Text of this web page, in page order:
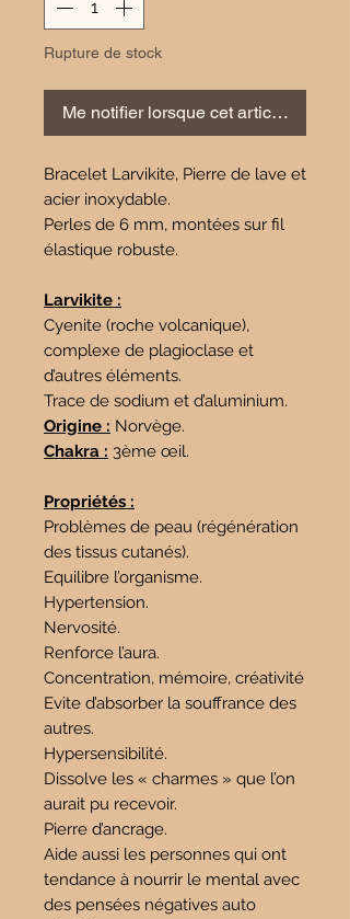
Rupture de stock
Me notifier lorsque cet article est
Bracelet Larvikite, Pierre de lave et
acier inoxydable.
Perles de 6 mm, montées sur fil
élastique robuste.
Larvikite :
Cyenite (roche volcanique),
complexe de plagioclase et
d’autres éléments.
Trace de sodium et d’aluminium.
Origine : Norvège.
Chakra : 3ème œil.
Propriétés :
Problèmes de peau (régénération
des tissus cutanés).
Equilibre l’organisme.
Hypertension.
Nervosité.
Renforce l’aura.
Concentration, mémoire, créativité
Evite d’absorber la souffrance des
autres.
Hypersensibilité.
Dissolve les « charmes » que l’on
aurait pu recevoir.
Pierre d’ancrage.
Aide aussi les personnes qui ont
tendance à nourrir le mental avec
des pensées négatives auto